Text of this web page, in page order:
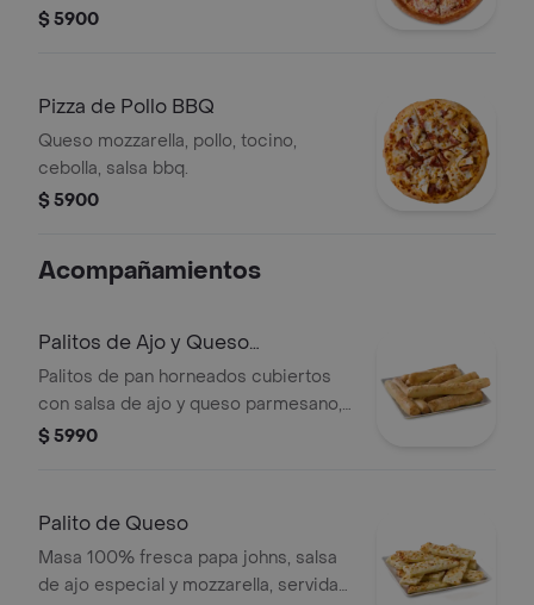
champiñon.
$ 5900
Pizza de Pollo BBQ
Queso mozzarella, pollo, tocino,
cebolla, salsa bbq.
$ 5900
Acompañamientos
Palitos de Ajo y Queso
Parmesano
Palitos de pan horneados cubiertos
con salsa de ajo y queso parmesano,
8 piezas.
$ 5990
Palito de Queso
Masa 100% fresca papa johns, salsa
de ajo especial y mozzarella, servida